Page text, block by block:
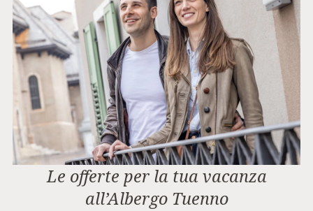
Le offerte per la tua vacanza
all’Albergo Tuenno